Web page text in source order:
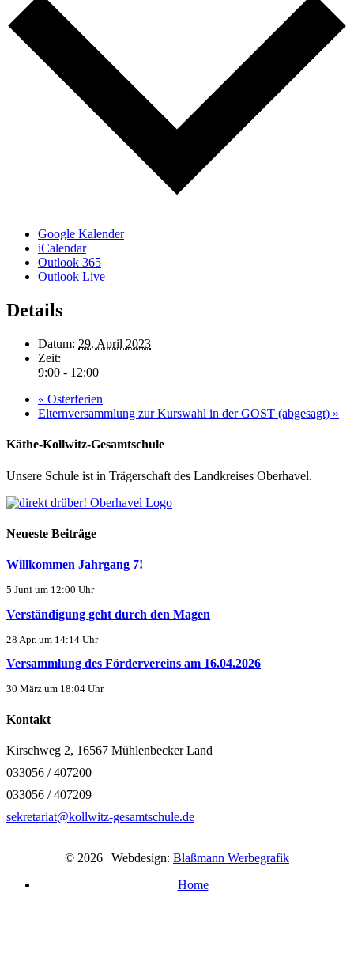
Google Kalender
iCalendar
Outlook 365
Outlook Live
Details
Datum: 29. April 2023
Zeit:
9:00 - 12:00
« Osterferien
Elternversammlung zur Kurswahl in der GOST (abgesagt) »
Käthe-Kollwitz-Gesamtschule
Unsere Schule ist in Trägerschaft des Landkreises Oberhavel.
Neueste Beiträge
Willkommen Jahrgang 7!
5 Juni um 12:00 Uhr
Verständigung geht durch den Magen
28 Apr. um 14:14 Uhr
Versammlung des Fördervereins am 16.04.2026
30 März um 18:04 Uhr
Kontakt
Kirschweg 2, 16567 Mühlenbecker Land
033056 / 407200
033056 / 407209
sekretariat@kollwitz-gesamtschule.de
© 2026 | Webdesign: Blaßmann Werbegrafik
Home